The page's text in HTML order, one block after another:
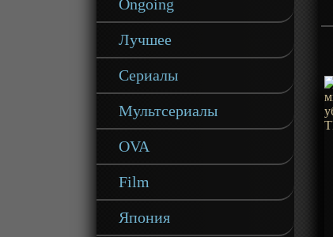
Ongoing
Лучшее
Сериалы
Мультсериалы
OVA
Film
Япония